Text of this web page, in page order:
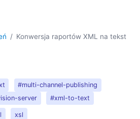
Konwersja raportów XML na tekst
#multi-channel-publishing
server #xml-to-text
xsl